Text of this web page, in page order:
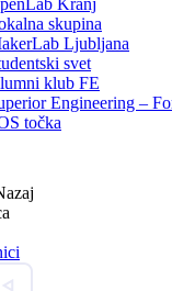
skupina
Ljubljana
svet
klub FE
Engineering –
točka